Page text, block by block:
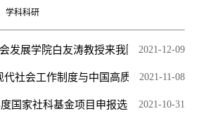
学科科研
发展学院白友涛教授来我院作讲座
2021-12-09
代社会工作制度与中国高质量发展”专...
2021-11-08
国家社科基金项目申报选题论证会
2021-10-31